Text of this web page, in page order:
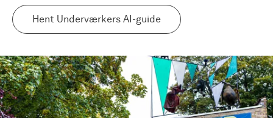
Hent Underværkers AI-guide